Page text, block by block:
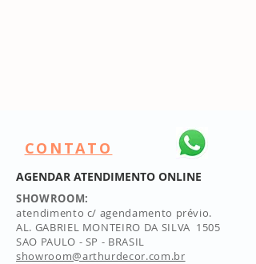
CONTATO
AGENDAR ATENDIMENTO ONLINE
SHOWROOM:
atendimento c/ agendamento prévio.
AL. GABRIEL MONTEIRO DA SILVA 1505
SAO PAULO - SP - BRASIL
showroom@arthurdecor.com.br